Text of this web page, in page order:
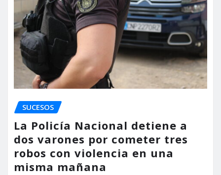
SUCESOS
La Policía Nacional detiene a
dos varones por cometer tres
robos con violencia en una
misma mañana